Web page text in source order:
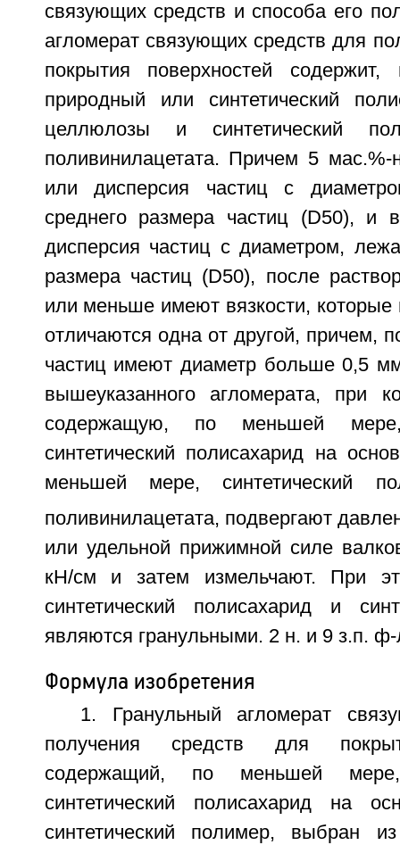
связующих средств и способа его
агломерат связующих средств для
покрытия поверхностей
природный или синтетический
целлюлозы и синтетический
поливинилацетата. Причем 5
или дисперсия частиц с
среднего размера частиц (D50), и
дисперсия частиц с диаметром,
размера частиц (D50), после
или меньше имеют вязкости,
отличаются одна от другой, причем,
частиц имеют диаметр больше 0,5
вышеуказанного агломерата, при
содержащую, по меньшей
синтетический полисахарид на
меньшей мере, синтетический
поливинилацетата, подвергают
или удельной прижимной силе
кН/см и затем измельчают. При
синтетический полисахарид и
являются гранульными. 2 н. и 9 з.п.
Формула изобретения
1. Гранульный агломерат
получения средств для
содержащий, по меньшей
синтетический полисахарид на
синтетический полимер, выбран из